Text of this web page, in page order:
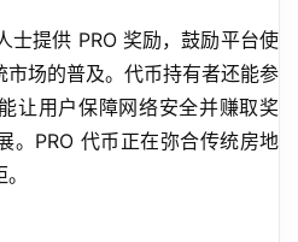
士提供 PRO 奖励，鼓励平台使
场的普及。代币持有者还能参
让用户保障网络安全并赚取奖
。PRO 代币正在弥合传统房地